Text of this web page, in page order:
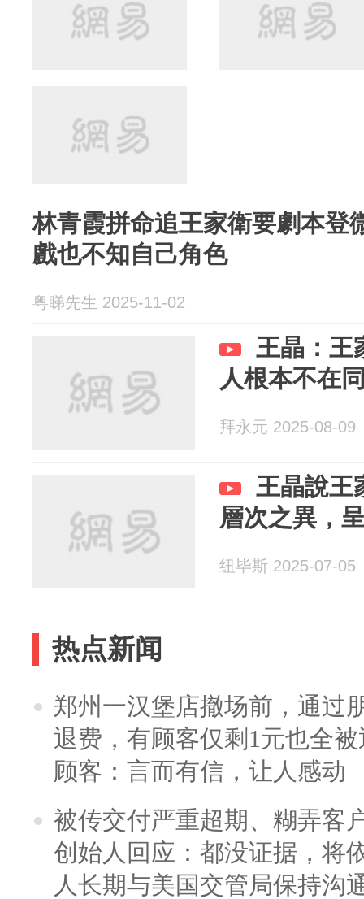
林青霞拼命追王家衛要劇本登
戲也不知自己角色
粤睇先生 2025-11-02
王晶：王
人根本不在
拜永元 2025-08-09
王晶說王
層次之異，
纽毕斯 2025-07-05
热点新闻
郑州一汉堡店撤场前，通过
退费，有顾客仅剩1元也全
顾客：言而有信，让人感动
被传交付严重超期、糊弄客
创始人回应：都没证据，将
人长期与美国交管局保持沟